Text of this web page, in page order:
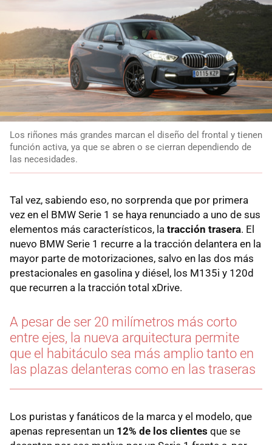
Los riñones más grandes marcan el diseño del frontal y tienen
función activa, ya que se abren o se cierran dependiendo de
las necesidades.
Tal vez, sabiendo eso, no sorprenda que por primera
vez en el BMW Serie 1 se haya renunciado a uno de sus
elementos más característicos, la tracción trasera. El
nuevo BMW Serie 1 recurre a la tracción delantera en la
mayor parte de motorizaciones, salvo en las dos más
prestacionales en gasolina y diésel, los M135i y 120d
que recurren a la tracción total xDrive.
A pesar de ser 20 milímetros más corto
entre ejes, la nueva arquitectura permite
que el habitáculo sea más amplio tanto en
las plazas delanteras como en las traseras
Los puristas y fanáticos de la marca y el modelo, que
apenas representan un 12% de los clientes que se